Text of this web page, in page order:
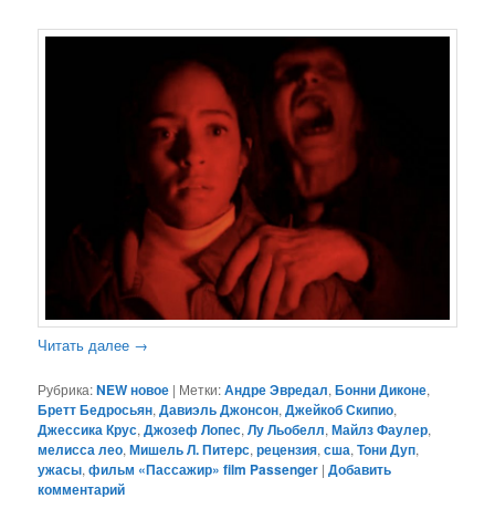
Читать далее →
Рубрика:NEW новое | Метки:Андре Эвредал,Бонни Диконе,
Бретт Бедросьян,Давиэль Джонсон,Джейкоб Скипио,
Джессика Крус,Джозеф Лопес,Лу Льобелл,Майлз Фаулер,
мелисса лео,Мишель Л. Питерс,рецензия,сша,Тони Дуп,
ужасы,фильм «Пассажир» film Passenger |Добавить
комментарий